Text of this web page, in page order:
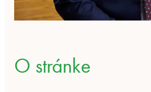
O stránke